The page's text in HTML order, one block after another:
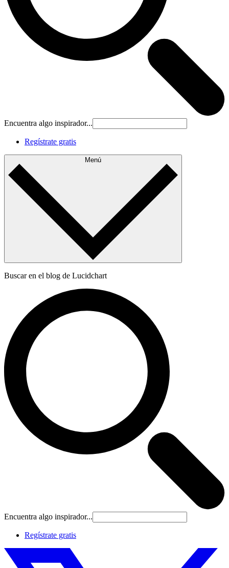
Encuentra algo inspirador...
Regístrate gratis
Menú
Buscar en el blog de Lucidchart
Encuentra algo inspirador...
Regístrate gratis